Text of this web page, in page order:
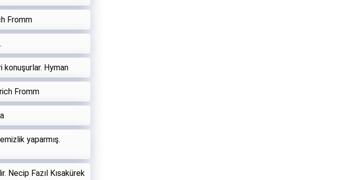
Fromm
Hyman
Fromm
yaparmış.
Necip Fazıl Kısakürek